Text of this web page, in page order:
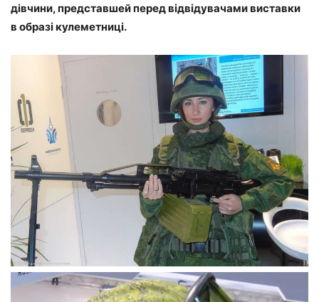
дівчини, представшей перед відвідувачами виставки
в образі кулеметниці.